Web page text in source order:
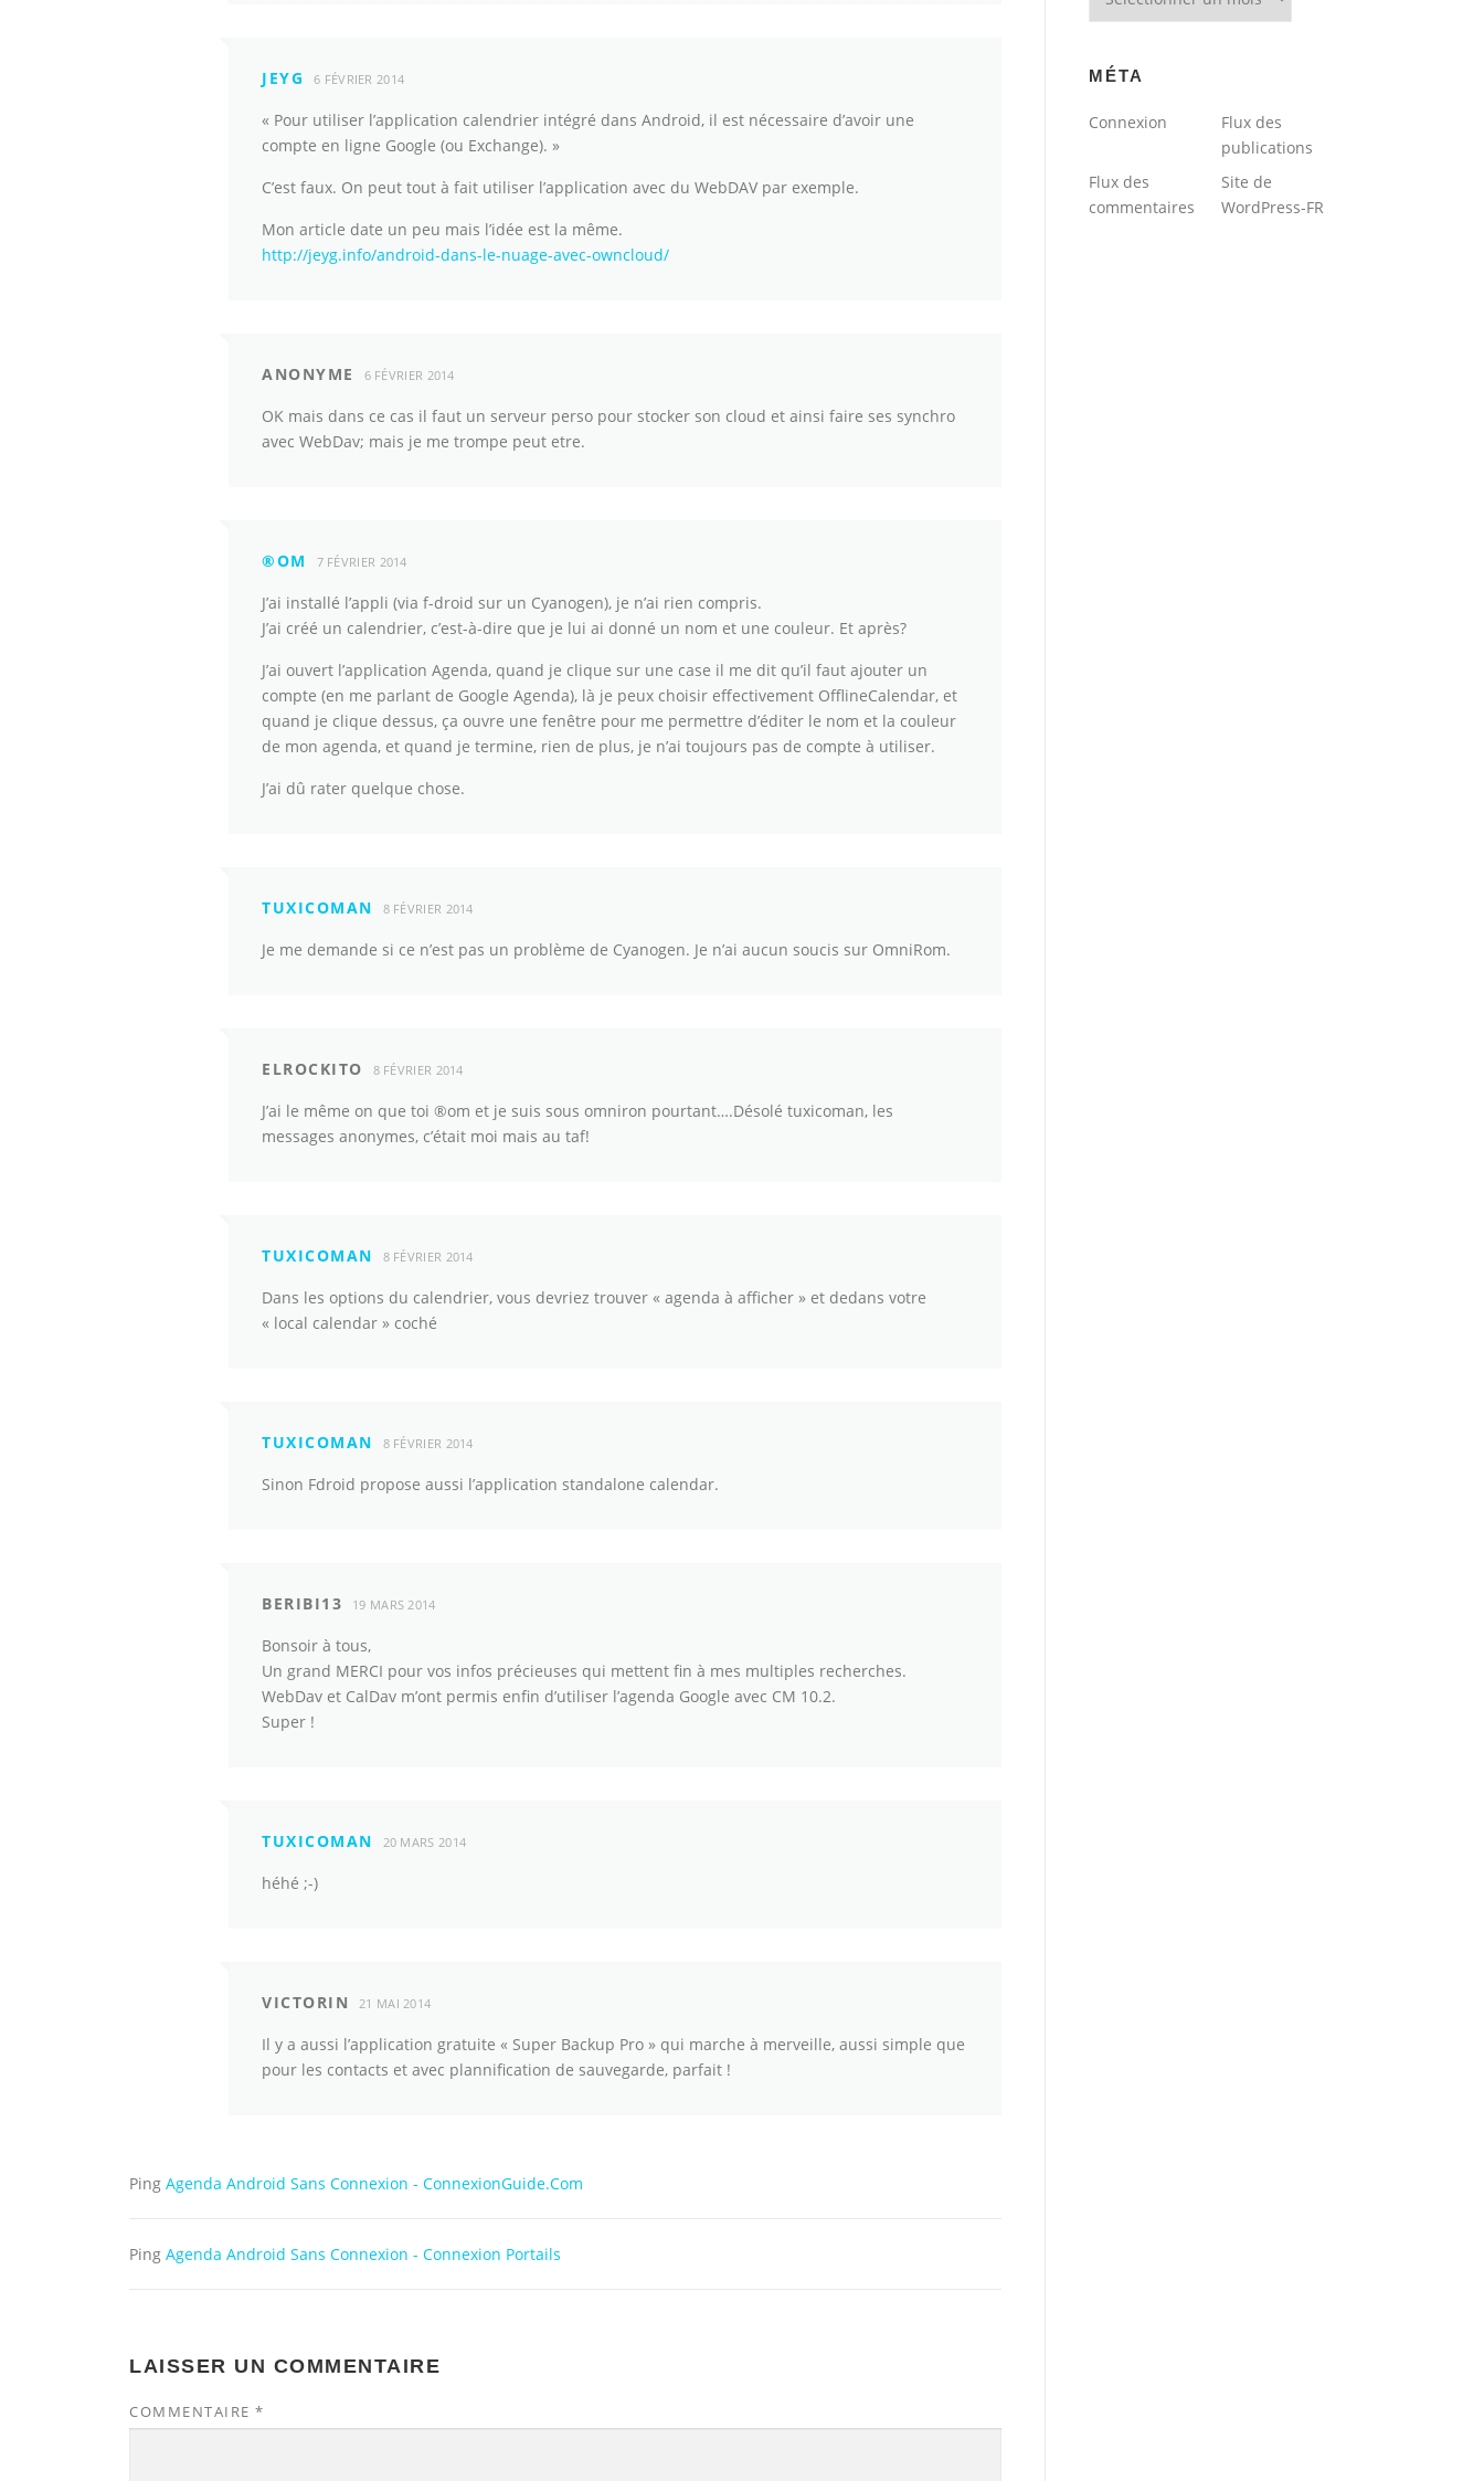
JEYG 6 FÉVRIER 2014
« Pour utiliser l’application calendrier intégré dans Android, il est nécessaire d’avoir une
compte en ligne Google (ou Exchange). »
C’est faux. On peut tout à fait utiliser l’application avec du WebDAV par exemple.
Mon article date un peu mais l’idée est la même.
http://jeyg.info/android-dans-le-nuage-avec-owncloud/
ANONYME 6 FÉVRIER 2014
OK mais dans ce cas il faut un serveur perso pour stocker son cloud et ainsi faire ses synchro
avec WebDav; mais je me trompe peut etre.
®OM 7 FÉVRIER 2014
J’ai installé l’appli (via f-droid sur un Cyanogen), je n’ai rien compris.
J’ai créé un calendrier, c’est-à-dire que je lui ai donné un nom et une couleur. Et après?
J’ai ouvert l’application Agenda, quand je clique sur une case il me dit qu’il faut ajouter un
compte (en me parlant de Google Agenda), là je peux choisir effectivement OfflineCalendar, et
quand je clique dessus, ça ouvre une fenêtre pour me permettre d’éditer le nom et la couleur
de mon agenda, et quand je termine, rien de plus, je n’ai toujours pas de compte à utiliser.
J’ai dû rater quelque chose.
TUXICOMAN 8 FÉVRIER 2014
Je me demande si ce n’est pas un problème de Cyanogen. Je n’ai aucun soucis sur OmniRom.
ELROCKITO 8 FÉVRIER 2014
J’ai le même on que toi ®om et je suis sous omniron pourtant….Désolé tuxicoman, les
messages anonymes, c’était moi mais au taf!
TUXICOMAN 8 FÉVRIER 2014
Dans les options du calendrier, vous devriez trouver « agenda à afficher » et dedans votre
« local calendar » coché
TUXICOMAN 8 FÉVRIER 2014
Sinon Fdroid propose aussi l’application standalone calendar.
BERIBI13 19 MARS 2014
Bonsoir à tous,
Un grand MERCI pour vos infos précieuses qui mettent fin à mes multiples recherches.
WebDav et CalDav m’ont permis enfin d’utiliser l’agenda Google avec CM 10.2.
Super !
TUXICOMAN 20 MARS 2014
héhé ;-)
VICTORIN 21 MAI 2014
Il y a aussi l’application gratuite « Super Backup Pro » qui marche à merveille, aussi simple que
pour les contacts et avec plannification de sauvegarde, parfait !
Ping Agenda Android Sans Connexion - ConnexionGuide.Com
Ping Agenda Android Sans Connexion - Connexion Portails
LAISSER UN COMMENTAIRE
COMMENTAIRE *
du
MÉTA
Connexion
Flux des
publications
Flux des
commentaires
Site de
WordPress-FR